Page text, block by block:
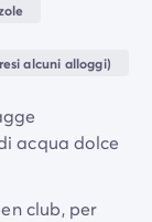
alcuni alloggi)
acqua dolce
club, per